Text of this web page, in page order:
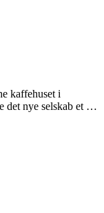
kaffehuset i
det nye selskab et …